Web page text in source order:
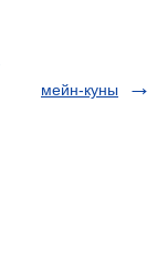
мейн-куны